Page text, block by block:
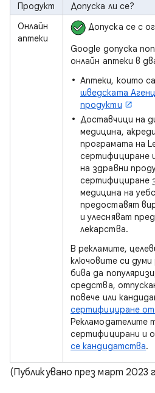
Продукт
Допуска ли се?
Онлайн
аптеки
Допуска се с
Google допуска
онлайн аптеки в
Аптеки, които
шведската
продукти
Доставчици на
медицина,
програмата на
сертифициране
на здравни
сертифициране
медицина на
предоставят
и улесняват
лекарства.
В рекламите,
ключовите си
бива да
средства,
повече или
сертифициране
Рекламодателите
сертифицирани и
се кандидатства.
(Публикувано през март 2023